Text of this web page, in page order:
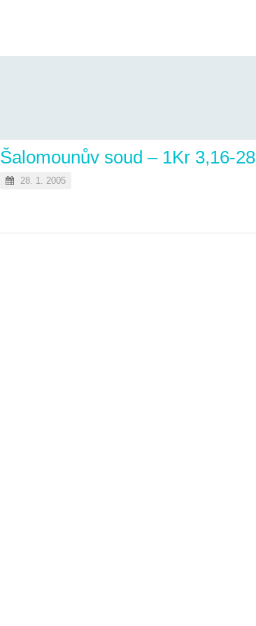
Šalomounův soud – 1Kr 3,16-28
28. 1. 2005